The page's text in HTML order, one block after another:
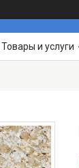
Товары и услуги